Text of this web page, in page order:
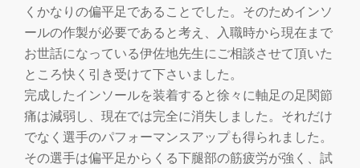
くかなりの偏平足であることでした。そのためインソ
ールの作製が必要であると考え、入職時から現在まで
お世話になっている伊佐地先生にご相談させて頂いた
ところ快く引き受けて下さいました。
完成したインソールを装着すると徐々に軸足の足関節
痛は減弱し、現在では完全に消失しました。それだけ
でなく選手のパフォーマンスアップも得られました。
その選手は偏平足からくる下腿部の筋疲労が強く、試